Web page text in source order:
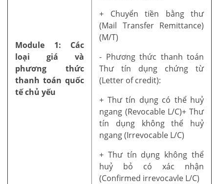
Module 1: Các
loại giá và
phương thức
thanh toán quốc
tế chủ yếu
+ Chuyển tiền bằng thư
(Mail Transfer Remittance)
(M/T)
- Phương thức thanh toán
Thư tín dụng chứng từ
(Letter of credit):
+ Thư tín dụng có thể huỷ
ngang (Revocable L/C)+ Thư
tín dụng không thể huỷ
ngang (Irrevocable L/C)
+ Thư tín dụng không thể
huỷ bỏ có xác nhận
(Confirmed irrevocavle L/C)